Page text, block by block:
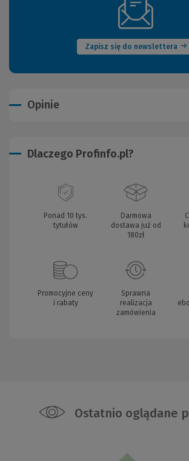
Zapisz się do newslettera
(Nowe
okno)
Opinie
Dlaczego Profinfo.pl?
Ponad 10 tys.
tytułów
Darmowa
dostawa już od
180zł
Promocyjne ceny
i rabaty
Sprawna
realizacja
zamówienia
Ostatnio oglądane